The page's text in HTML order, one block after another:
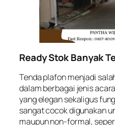
Ready Stok Banyak
Tenda plafon menjadi
dalam berbagai jenis
yang elegan sekaligus
sangat cocok digunakan
maupun non-formal,